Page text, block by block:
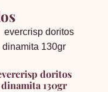
doritos
dinamita 130gr